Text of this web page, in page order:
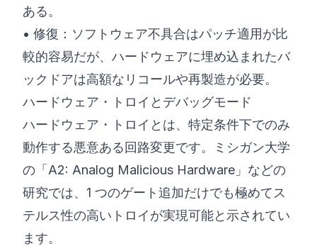
ある。
• 修復：ソフトウェア不具合はパッチ適用が比
較的容易だが、ハードウェアに埋め込まれたバ
ックドアは高額なリコールや再製造が必要。
ハードウェア・トロイとデバッグモード
ハードウェア・トロイとは、特定条件下でのみ
動作する悪意ある回路変更です。ミシガン大学
の「A2: Analog Malicious Hardware」などの
研究では、1 つのゲート追加だけでも極めてス
テルス性の高いトロイが実現可能と示されてい
ます。